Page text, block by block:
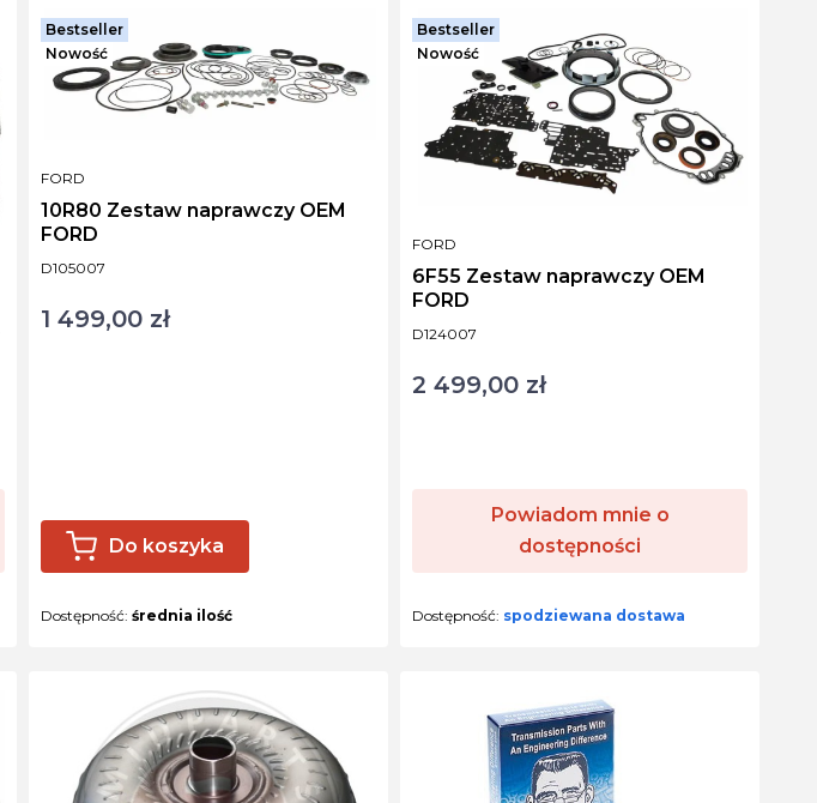
Bestseller
Nowość
Kod produktu
D105007
10R80 Zestaw naprawczy OEM
FORD
PRODUCENT
FORD
Cena
1 499,00 zł
Do koszyka
Dostępność: średnia ilość
Bestseller
Nowość
Kod produktu
D124007
6F55 Zestaw naprawczy OEM
FORD
PRODUCENT
FORD
Cena
2 499,00 zł
Powiadom mnie o
dostępności
Dostępność: spodziewana dostawa